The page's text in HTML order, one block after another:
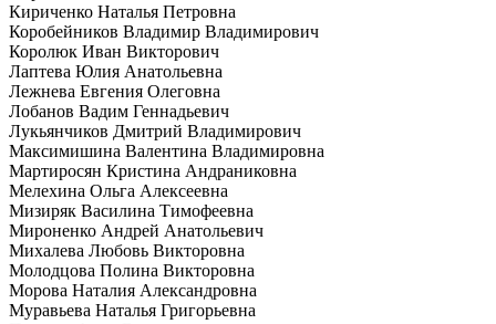
Кириченко Наталья Петровна
Коробейников Владимир Владимирович
Королюк Иван Викторович
Лаптева Юлия Анатольевна
Лежнева Евгения Олеговна
Лобанов Вадим Геннадьевич
Лукьянчиков Дмитрий Владимирович
Максимишина Валентина Владимировна
Мартиросян Кристина Андраниковна
Мелехина Ольга Алексеевна
Мизиряк Василина Тимофеевна
Мироненко Андрей Анатольевич
Михалева Любовь Викторовна
Молодцова Полина Викторовна
Морова Наталия Александровна
Муравьева Наталья Григорьевна